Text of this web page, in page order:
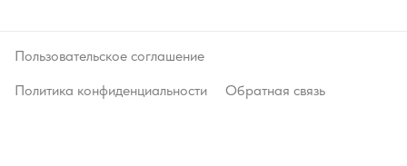
Пользовательское соглашение
Политика конфиденциальности
Обратная связь